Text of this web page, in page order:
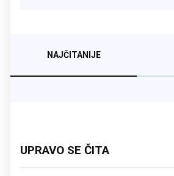
NAJČITANIJE
UPRAVO SE ČITA